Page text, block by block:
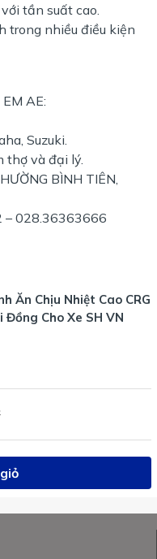
tần suất cao.
trong nhiều điều kiện
AE:
Suzuki.
thợ và đại lý.
BÌNH TIÊN,
– 028.36363666
Ăn Chịu Nhiệt Cao CRG
Cho Xe SH VN